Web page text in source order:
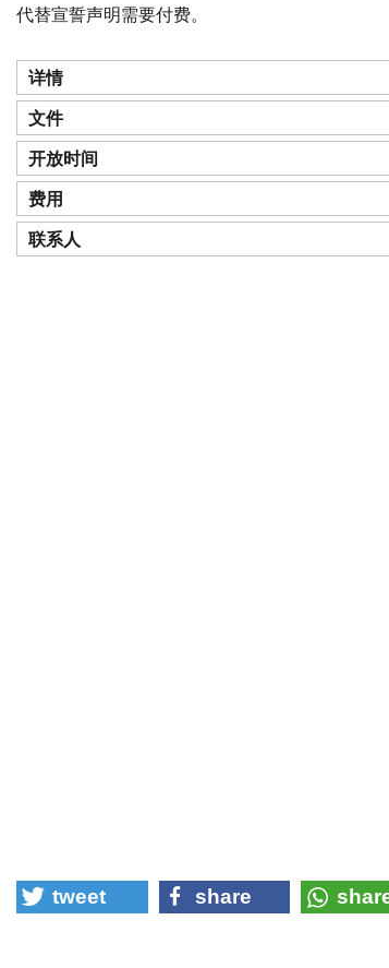
代替宣誓声明需要付费。
详情
文件
开放时间
费用
联系人
tweet share